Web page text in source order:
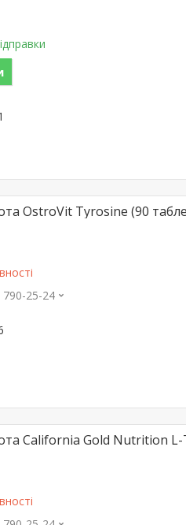
OstroVit Tyrosine (90
790-25-24
California Gold Nutrition L-